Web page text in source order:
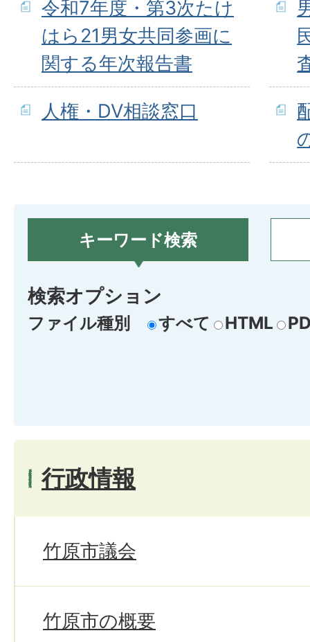
令和7年度・第3次たけ
はら21男女共同参画に
関する年次報告書
人権・DV相談窓口
キーワード検索
検索オプション
ファイル種別 すべて HTML
行政情報
竹原市議会
竹原市の概要